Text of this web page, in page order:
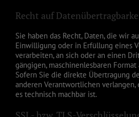
Recht auf
Sie haben das Recht, Daten, die wir
Einwilligung oder in Erfüllung eines
verarbeiten, an sich oder an einen
gängigen, maschinenlesbaren Format
Sofern Sie die direkte Übertragung
anderen Verantwortlichen
es technisch machbar ist.